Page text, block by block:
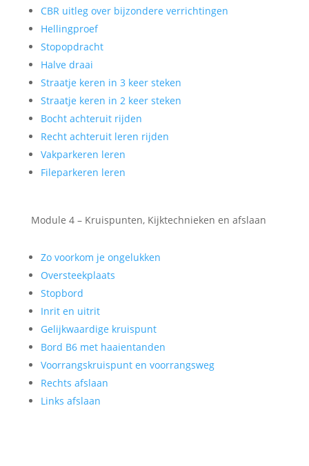
CBR uitleg over bijzondere verrichtingen
Hellingproef
Stopopdracht
Halve draai
Straatje keren in 3 keer steken
Straatje keren in 2 keer steken
Bocht achteruit rijden
Recht achteruit leren rijden
Vakparkeren leren
Fileparkeren leren
Module 4 – Kruispunten, Kijktechnieken en afslaan
Zo voorkom je ongelukken
Oversteekplaats
Stopbord
Inrit en uitrit
Gelijkwaardige kruispunt
Bord B6 met haaientanden
Voorrangskruispunt en voorrangsweg
Rechts afslaan
Links afslaan